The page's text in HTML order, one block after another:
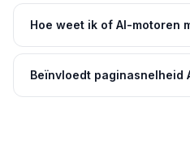
Hoe weet ik of AI-motoren
Beïnvloedt paginasnelheid